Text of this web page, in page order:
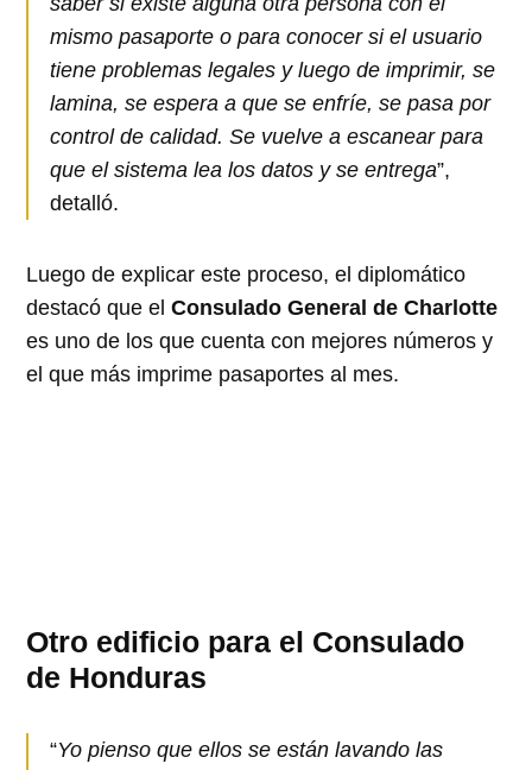
mismo pasaporte o para conocer si el usuario
tiene problemas legales y luego de imprimir, se
lamina, se espera a que se enfríe, se pasa por
control de calidad. Se vuelve a escanear para
que el sistema lea los datos y se entrega”,
detalló.
Luego de explicar este proceso, el diplomático
destacó que elConsulado General de Charlotte
es uno de los que cuenta con mejores números y
el que más imprime pasaportes al mes.
Otro edificio para el Consulado
de Honduras
“Yo pienso que ellos se están lavando las